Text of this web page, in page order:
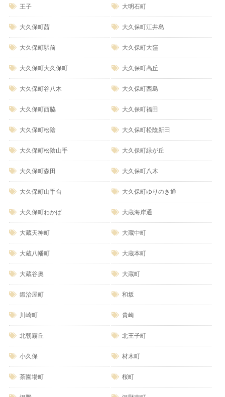
王子 大明石町
大久保町茜 大久保町江井島
大久保町駅前 大久保町大窪
大久保町大久保町 大久保町高丘
大久保町谷八木 大久保町西島
大久保町西脇 大久保町福田
大久保町松陰 大久保町松陰新田
大久保町松陰山手 大久保町緑が丘
大久保町森田 大久保町八木
大久保町山手台 大久保町ゆりのき通
大久保町わかば 大蔵海岸通
大蔵天神町 大蔵中町
大蔵八幡町 大蔵本町
大蔵谷奥 大蔵町
鍛治屋町 和坂
川崎町 貴崎
北朝霧丘 北王子町
小久保 材木町
茶園場町 桜町